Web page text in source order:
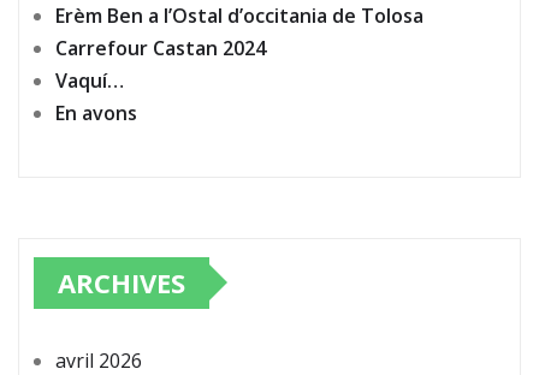
Erèm Ben a l’Ostal d’occitania de Tolosa
Carrefour Castan 2024
Vaquí…
En avons
ARCHIVES
avril 2026